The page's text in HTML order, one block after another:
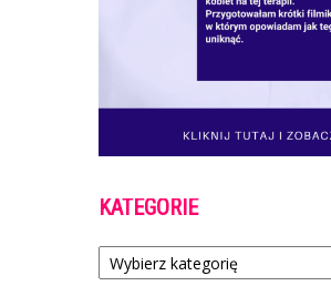
KATEGORIE
Kategorie